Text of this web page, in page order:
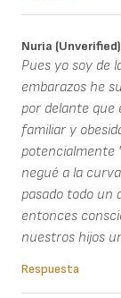
Nuria (unverified)
Pues yo soy de
embarazos he
por delante que
familiar y
potencialmente
negué a la
pasado todo un
entonces
nuestros hijos
Respuesta